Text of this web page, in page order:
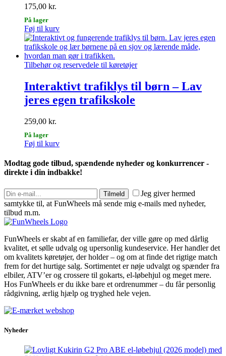
175,00 kr.
På lager
Føj til kurv
Tilbehør og reservedele til køretøjer
Interaktivt trafiklys til børn – Lav
jeres egen trafikskole
259,00 kr.
På lager
Føj til kurv
Modtag gode tilbud, spændende nyheder og konkurrencer -
direkte i din indbakke!
Tilmeld
Jeg giver hermed
samtykke til, at FunWheels må sende mig e-mails med nyheder,
tilbud m.m.
FunWheels er skabt af en familiefar, der ville gøre op med dårlig
kvalitet, et sølle udvalg og upersonlig kundeservice. Her handler det
om kvalitets køretøjer, der holder – og om at finde det rigtige match
frem for det hurtige salg. Sortimentet er nøje udvalgt og spænder fra
elbiler, ATV’er og crossere til gokarts, el-løbehjul og meget mere.
Hos FunWheels er du ikke bare et ordrenummer – du får personlig
rådgivning, ærlig hjælp og tryghed hele vejen.
Nyheder